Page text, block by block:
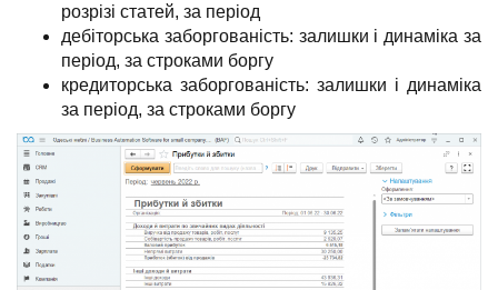
розрізі статей, за період
дебіторська заборгованість: залишки і динаміка за
період, за строками боргу
кредиторська заборгованість: залишки і динаміка
за період, за строками боргу